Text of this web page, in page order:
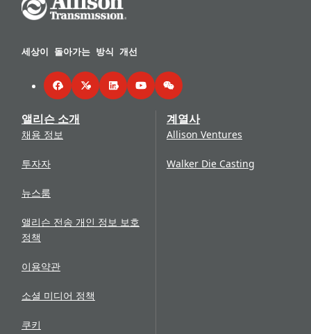
세상이 돌아가는 방식 개선
FacebookTwitterLinkedInYouTubeWeChat
앨리슨 소개
채용 정보
투자자
뉴스룸
앨리슨 전송 개인 정보 보호
정책
이용약관
소셜 미디어 정책
쿠키
계열사
Allison Ventures
Walker Die Casting